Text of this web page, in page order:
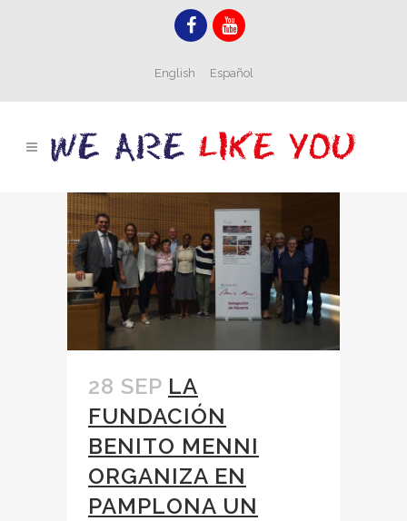
English Español
28 SEP LA
FUNDACIÓN
BENITO MENNI
ORGANIZA EN
PAMPLONA UN